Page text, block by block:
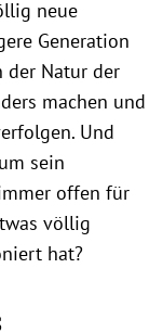
neue
Generation
Natur der
machen und
Und
sein
offen für
völlig
hat?